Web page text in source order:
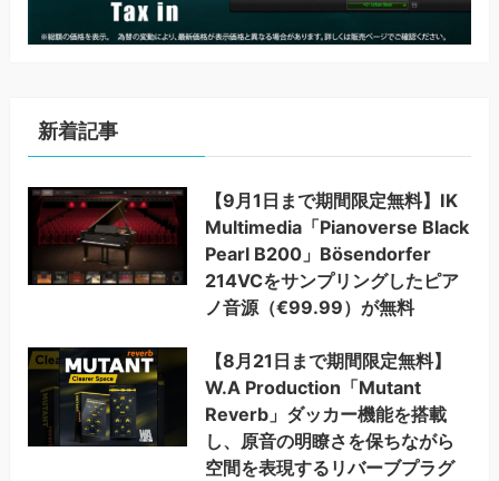
新着記事
【9月1日まで期間限定無料】IK
Multimedia「Pianoverse Black
Pearl B200」Bösendorfer
214VCをサンプリングしたピア
ノ音源（€99.99）が無料
【8月21日まで期間限定無料】
W.A Production「Mutant
Reverb」ダッカー機能を搭載
し、原音の明瞭さを保ちながら
空間を表現するリバーブプラグ